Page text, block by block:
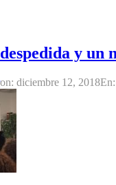
y un
on: diciembre 12, 2018En: